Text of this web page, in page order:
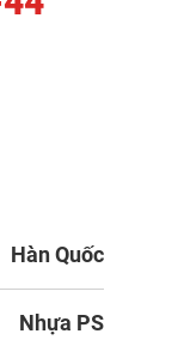
Hàn Quốc
Nhựa PS